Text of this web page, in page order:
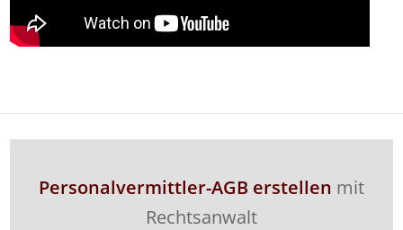
Personalvermittler-AGB erstellen mit
Rechtsanwalt